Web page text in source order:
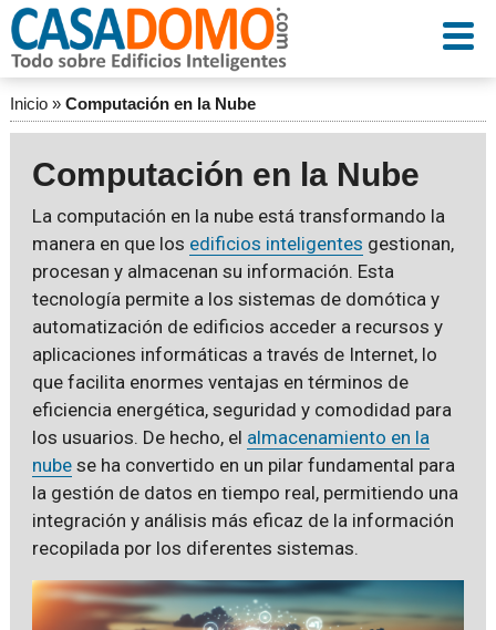
Inicio» Computación en la Nube
Computación en la Nube
La computación en la nube está transformando la
manera en que los edificios inteligentes gestionan,
procesan y almacenan su información. Esta
tecnología permite a los sistemas de domótica y
automatización de edificios acceder a recursos y
aplicaciones informáticas a través de Internet, lo
que facilita enormes ventajas en términos de
eficiencia energética, seguridad y comodidad para
los usuarios. De hecho, el almacenamiento en la
nubese ha convertido en un pilar fundamental para
la gestión de datos en tiempo real, permitiendo una
integración y análisis más eficaz de la información
recopilada por los diferentes sistemas.